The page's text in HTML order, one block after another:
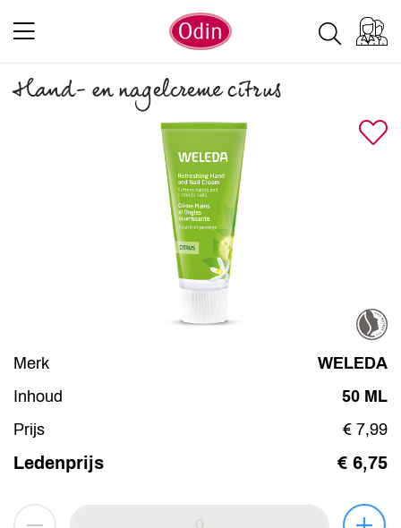
Hand- en nagelcreme citrus
Merk
WELEDA
Inhoud
50 ML
Prijs
€ 7,99
Ledenprijs € 6,75